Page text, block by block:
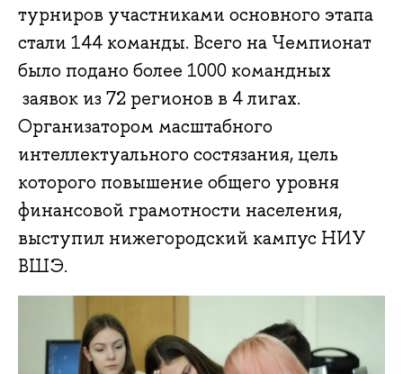
турниров участниками основного этапа
стали 144 команды. Всего на Чемпионат
было подано более 1000 командных
заявок из 72 регионов в 4 лигах.
Организатором масштабного
интеллектуального состязания, цель
которого повышение общего уровня
финансовой грамотности населения,
выступил нижегородский кампус НИУ
ВШЭ.